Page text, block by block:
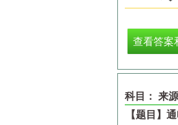
D.若给金
B.a光和 b
C.在相同条
D.a光和b
查看答案
科目： 来源
【题目】